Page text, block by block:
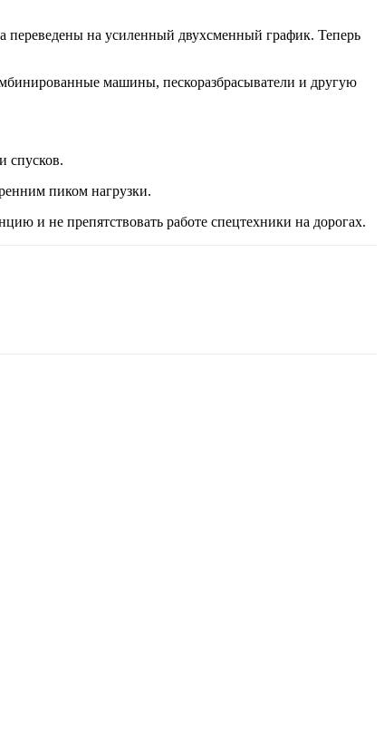
на усиленный двухсменный график. Теперь
машины, пескоразбрасыватели и другую
спусков.
пиком нагрузки.
и не препятствовать работе спецтехники на дорогах.